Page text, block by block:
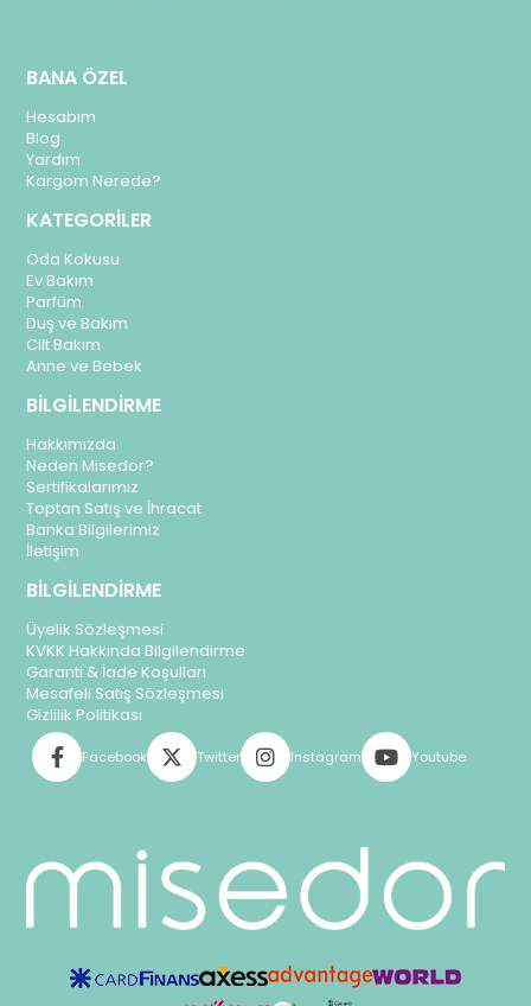
BANA ÖZEL
Hesabım
Blog
Yardım
Kargom Nerede?
KATEGORİLER
Oda Kokusu
Ev Bakım
Parfüm
Duş ve Bakım
Cilt Bakım
Anne ve Bebek
BİLGİLENDİRME
Hakkımızda
Neden Misedor?
Sertifikalarımız
Toptan Satış ve İhracat
Banka Bilgilerimiz
İletişim
BİLGİLENDİRME
Üyelik Sözleşmesi
KVKK Hakkında Bilgilendirme
Garanti & İade Koşulları
Mesafeli Satış Sözleşmesi
Gizlilik Politikası
Facebook Twitter Instagram Youtube